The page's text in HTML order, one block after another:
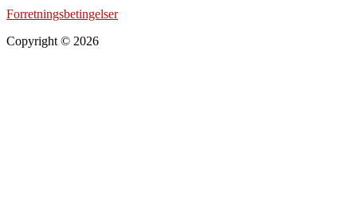
Forretningsbetingelser
Copyright © 2026